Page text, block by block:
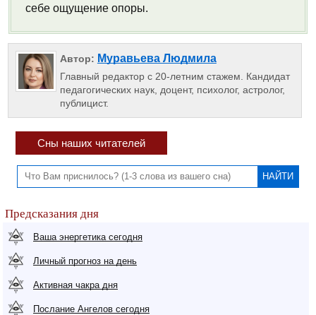
себе ощущение опоры.
Автор: Муравьева Людмила
Главный редактор с 20-летним стажем. Кандидат
педагогических наук, доцент, психолог, астролог,
публицист.
Сны наших читателей
Предсказания дня
Ваша энергетика сегодня
Личный прогноз на день
Активная чакра дня
Послание Ангелов сегодня